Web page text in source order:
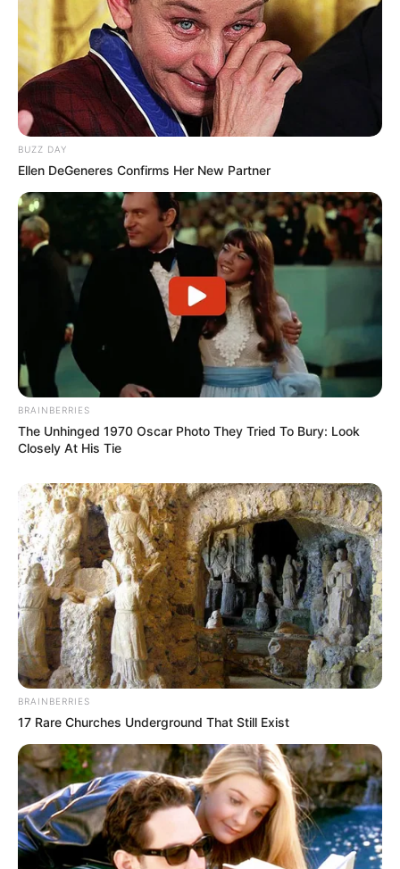
BUZZ DAY
Ellen DeGeneres Confirms Her New Partner
BRAINBERRIES
The Unhinged 1970 Oscar Photo They Tried To Bury: Look
Closely At His Tie
BRAINBERRIES
17 Rare Churches Underground That Still Exist